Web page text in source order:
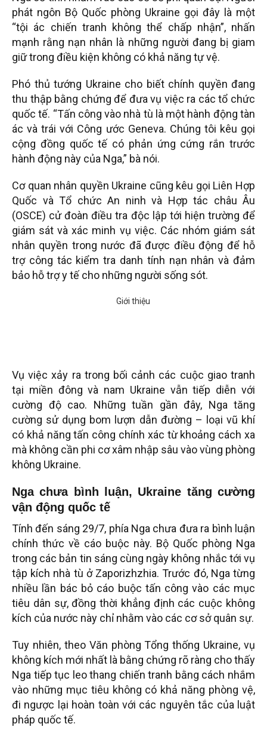
phát ngôn Bộ Quốc phòng Ukraine gọi đây là một
“tội ác chiến tranh không thể chấp nhận”, nhấn
mạnh rằng nạn nhân là những người đang bị giam
giữ trong điều kiện không có khả năng tự vệ.
Phó thủ tướng Ukraine cho biết chính quyền đang
thu thập bằng chứng để đưa vụ việc ra các tổ chức
quốc tế. “Tấn công vào nhà tù là một hành động tàn
ác và trái với Công ước Geneva. Chúng tôi kêu gọi
cộng đồng quốc tế có phản ứng cứng rắn trước
hành động này của Nga,” bà nói.
Cơ quan nhân quyền Ukraine cũng kêu gọi Liên Hợp
Quốc và Tổ chức An ninh và Hợp tác châu Âu
(OSCE) cử đoàn điều tra độc lập tới hiện trường để
giám sát và xác minh vụ việc. Các nhóm giám sát
nhân quyền trong nước đã được điều động để hỗ
trợ công tác kiểm tra danh tính nạn nhân và đảm
bảo hỗ trợ y tế cho những người sống sót.
Vụ việc xảy ra trong bối cảnh các cuộc giao tranh
tại miền đông và nam Ukraine vẫn tiếp diễn với
cường độ cao. Những tuần gần đây, Nga tăng
cường sử dụng bom lượn dẫn đường – loại vũ khí
có khả năng tấn công chính xác từ khoảng cách xa
mà không cần phi cơ xâm nhập sâu vào vùng phòng
không Ukraine.
Nga chưa bình luận, Ukraine tăng cường
vận động quốc tế
Tính đến sáng 29/7, phía Nga chưa đưa ra bình luận
chính thức về cáo buộc này. Bộ Quốc phòng Nga
trong các bản tin sáng cùng ngày không nhắc tới vụ
tập kích nhà tù ở Zaporizhzhia. Trước đó, Nga từng
nhiều lần bác bỏ cáo buộc tấn công vào các mục
tiêu dân sự, đồng thời khẳng định các cuộc không
kích của nước này chỉ nhằm vào các cơ sở quân sự.
Tuy nhiên, theo Văn phòng Tổng thống Ukraine, vụ
không kích mới nhất là bằng chứng rõ ràng cho thấy
Nga tiếp tục leo thang chiến tranh bằng cách nhắm
vào những mục tiêu không có khả năng phòng vệ,
đi ngược lại hoàn toàn với các nguyên tắc của luật
pháp quốc tế.